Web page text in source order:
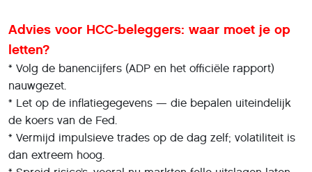
Advies voor HCC-beleggers: waar moet je op
letten?
* Volg de banencijfers (ADP en het officiële rapport)
nauwgezet.
* Let op de inflatiegegevens — die bepalen uiteindelijk
de koers van de Fed.
* Vermijd impulsieve trades op de dag zelf; volatiliteit is
dan extreem hoog.